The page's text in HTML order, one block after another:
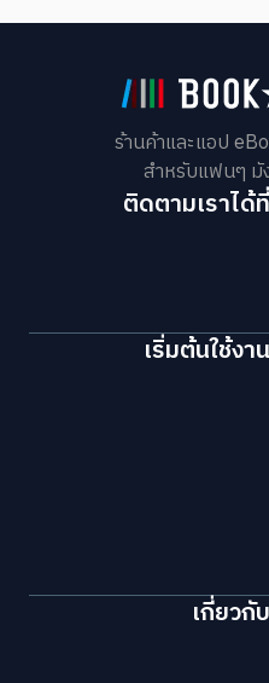
ร้านค้าและแอป
สำหรับแฟนๆ มั
ติดตามเราได้ที่
เริ่มต้นใช้งาน
เกี่ยวกับ